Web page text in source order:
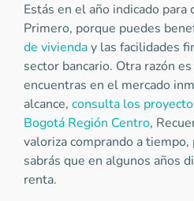
Estás en el año indicado para
Primero, porque puedes
de vivienday las facilidades
sector bancario. Otra razón
encuentras en el mercado
alcance, consulta los
Bogotá Región Centro,
valoriza comprando a
sabrás que en algunos años
renta.